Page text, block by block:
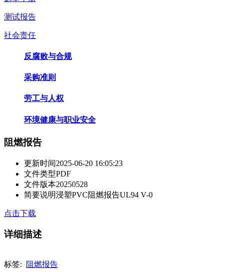
测试报告
社会责任
反腐败与合规
采购准则
劳工与人权
环境健康与职业安全
阻燃报告
更新时间2025-06-20 16:05:23
文件类型PDF
文件版本20250528
简要说明浸塑PVC阻燃报告UL94 V-0
点击下载
详细描述
标签: 阻燃报告